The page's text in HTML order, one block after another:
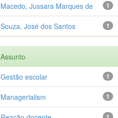
1
Macedo, Jussara Marques de
1
Souza, José dos Santos
Assunto
1
Gestão escolar
1
Managerialism